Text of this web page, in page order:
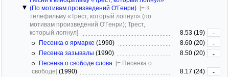
(По мотивам произведений О'Генри) [= К
телефильму «Трест, который лопнул» (по
мотивам произведений О'Генри); Трест,
который лопнул]
8.53 (19)
-
Песенка о ярмарке (1990) 8.60 (20)
-
Песенка зазывалы (1990) 8.50 (20)
-
Песенка о свободе слова [= Песенка о
свободе] (1990) 8.17 (24)
-